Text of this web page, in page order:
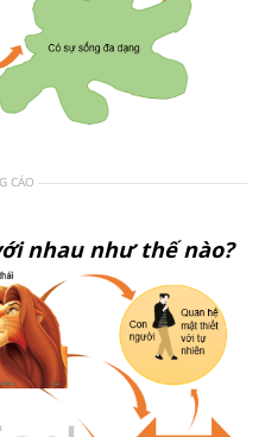
CÁO
nhau như thế nào?